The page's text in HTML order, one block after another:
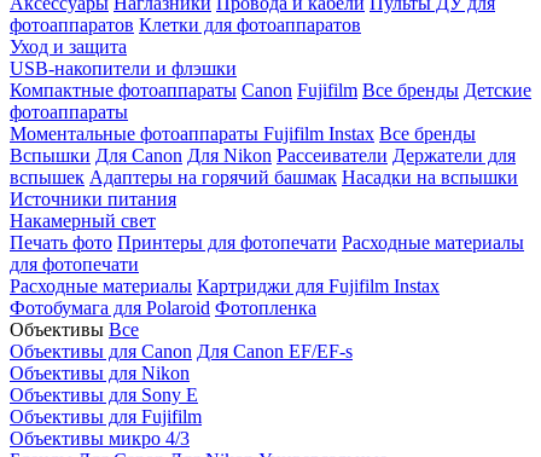
фотоаппаратов Клетки для фотоаппаратов
Уход и защита
USB-накопители и флэшки
Компактные фотоаппараты Canon Fujifilm Все бренды Детские
фотоаппараты
Моментальные фотоаппараты Fujifilm Instax Все бренды
Вспышки Для Canon Для Nikon Рассеиватели Держатели для
вспышек Адаптеры на горячий башмак Насадки на вспышки
Источники питания
Накамерный свет
Печать фото Принтеры для фотопечати Расходные материалы
для фотопечати
Расходные материалы Картриджи для Fujifilm Instax
Фотобумага для Polaroid Фотопленка
Объективы Все
Объективы для Canon Для Canon EF/EF-s
Объективы для Nikon
Объективы для Sony E
Объективы для Fujifilm
Объективы микро 4/3